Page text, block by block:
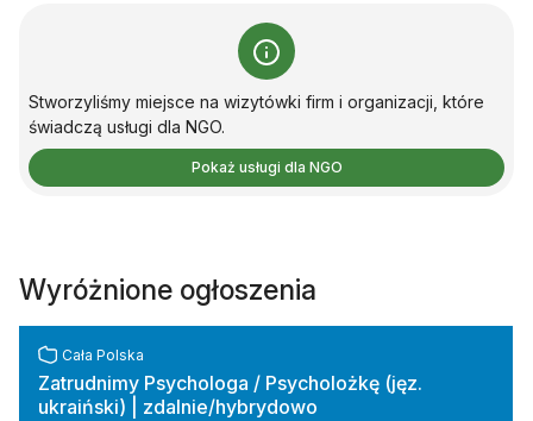
Stworzyliśmy miejsce na wizytówki firm i organizacji, które
świadczą usługi dla NGO.
Pokaż usługi dla NGO
Wyróżnione ogłoszenia
Zatrudnimy Psychologa / Psycholożkę (jęz.
ukraiński) | zdalnie/hybrydowo
Cała Polska